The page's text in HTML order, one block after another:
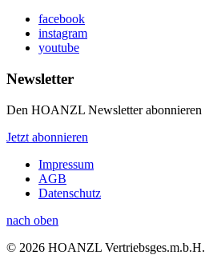
facebook
instagram
youtube
Newsletter
Den HOANZL Newsletter abonnieren
Jetzt abonnieren
Impressum
AGB
Datenschutz
nach oben
© 2026 HOANZL Vertriebsges.m.b.H.